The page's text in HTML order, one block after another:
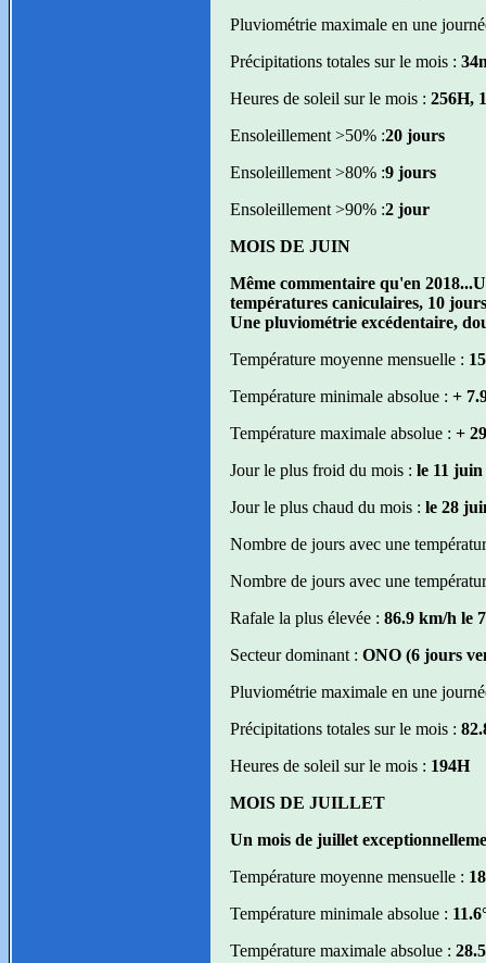
Pluviométrie maximale en une
Précipitations totales sur le mois :
Heures de soleil sur le mois : 256H,
Ensoleillement >50% :20 jours
Ensoleillement >80% :9 jours
Ensoleillement >90% :2 jour
MOIS DE JUIN
Même commentaire qu'en
températures caniculaires, 10
Une pluviométrie excédentaire,
Température moyenne mensuelle :
Température minimale absolue : +
Température maximale absolue : +
Jour le plus froid du mois : le 11 juin
Jour le plus chaud du mois : le 28
Nombre de jours avec une
Nombre de jours avec une
Rafale la plus élevée : 86.9 km/h le
Secteur dominant : ONO (6 jours
Pluviométrie maximale en une
Précipitations totales sur le mois :
Heures de soleil sur le mois : 194H
MOIS DE JUILLET
Un mois de juillet
Température moyenne mensuelle :
Température minimale absolue :
Température maximale absolue :